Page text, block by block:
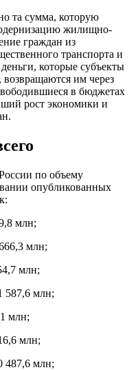
та сумма, которую
жилищно-
граждан из
транспорта и
которые субъекты
им через
в бюджетах
рост экономики и
по объему
опубликованных
млн;
млн;
млн;
587,6 млн;
млн;
млн;
487,6 млн;